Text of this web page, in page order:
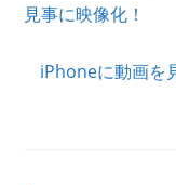
見事に映像化！
iPhoneに動画を